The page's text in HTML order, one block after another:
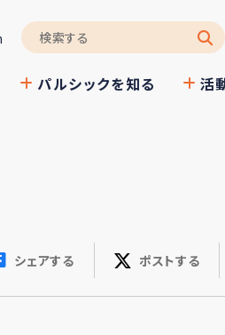
パルシックを知る 活
シェアする ポストする